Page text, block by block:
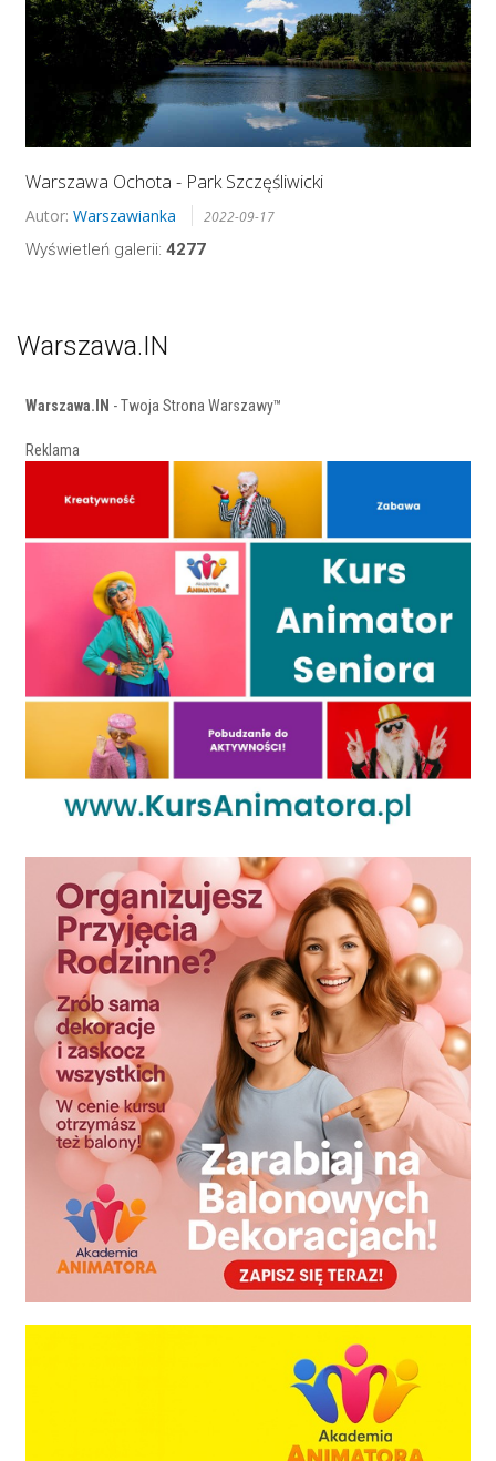
Warszawa Ochota - Park Szczęśliwicki
Autor: Warszawianka 2022-09-17
Wyświetleń galerii: 4277
Warszawa.IN
Warszawa.IN - Twoja Strona Warszawy™
Reklama